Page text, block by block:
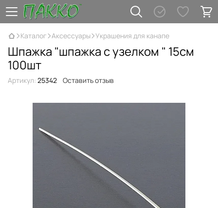
Каталог Аксессуары Украшения для канапе
Шпажка "шпажка c узелком " 15см
100шт
Артикул: 25342 Оставить отзыв